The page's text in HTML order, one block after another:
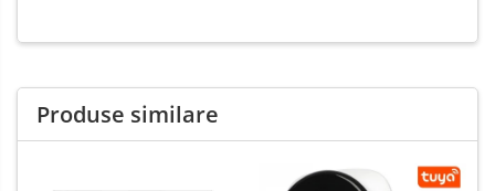
Produse similare